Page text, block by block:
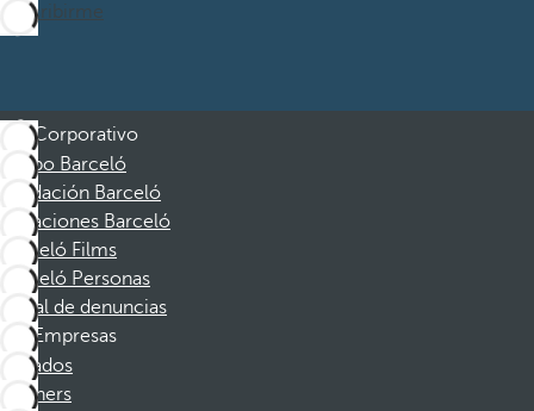
Suscribirme
Corporativo
Grupo Barceló
Fundación Barceló
Vacaciones Barceló
Barceló Films
Barceló Personas
Canal de denuncias
Empresas
Afiliados
Partners